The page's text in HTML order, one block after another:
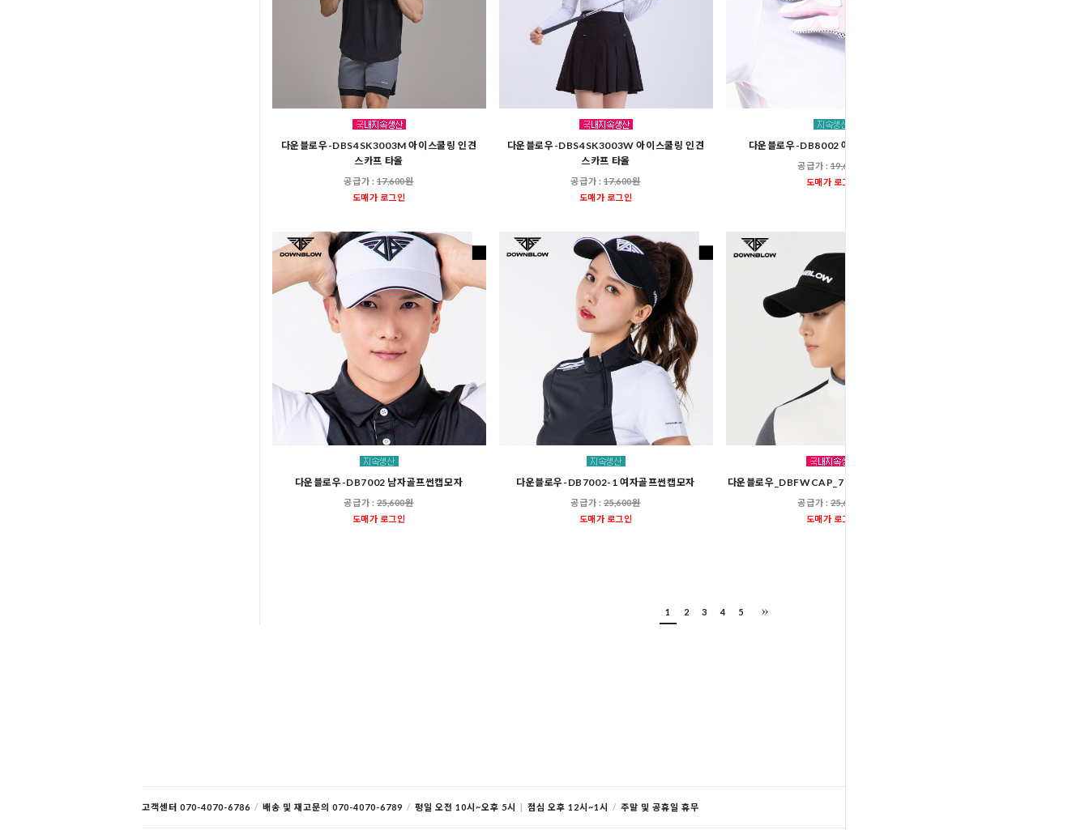
다운블로우-DBS4SK3003M 아이스쿨링 인견
스카프 타올
공급가 :17,600원
도매가 로그인
다운블로우-DBS4SK3003W 아이스쿨링 인견
스카프 타올
공급가 :17,600원
도매가 로그인
다운블로우-DB8002 여자골프장갑양손
공급가 :19,600원
도매가 로그인
다운블로우-DB7002 남자골프썬캡모자
공급가 :25,600원
도매가 로그인
다운블로우-DB7002-1 여자골프썬캡모자
공급가 :25,600원
도매가 로그인
다운블로우_DBFWCAP_7010M남자골프캡모자
공급가 :25,600원
도매가 로그인
1 2 3 4 5
고객센터 070-4070-6786 / 배송 및 재고문의 070-4070-6789 / 평일 오전 10시~오후 5시 | 점심 오후 12시~1시 / 주말 및 공휴일 휴무